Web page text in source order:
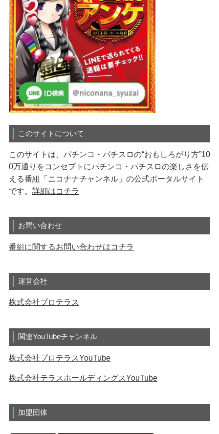
このサイトについて
このサイトは、パチンコ・パチスロの“おもしろがり方”10
0万通りをコンセプトにパチンコ・パチスロの楽しさを伝
える番組「ニコナナチャンネル」の公式ポータルサイト
です。 詳細はコチラ
お問い合わせ
番組に関するお問い合わせはコチラ
運営会社
株式会社プロテラス
関連YouTubeチャンネル
株式会社プロテラスYouTube
株式会社テラスホールディングスYouTube
加盟団体